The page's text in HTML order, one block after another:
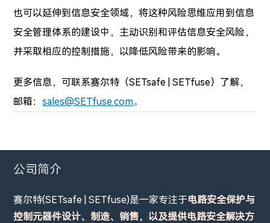
也可以延伸到信息安全领域，将这种风险思维应用到信息
安全管理体系的建设中，主动识别和评估信息安全风险，
并采取相应的控制措施，以降低风险带来的影响。
更多信息，可联系赛尔特（SETsafe | SETfuse）了解，
邮箱：sales@SETfuse.com。
公司简介
赛尔特(SETsafe | SETfuse)是一家专注于电路安全保护与
控制元器件设计、制造、销售，以及提供电路安全解决方